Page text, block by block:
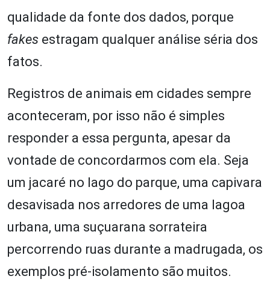
qualidade da fonte dos dados, porque
fakes estragam qualquer análise séria dos
fatos.
Registros de animais em cidades sempre
aconteceram, por isso não é simples
responder a essa pergunta, apesar da
vontade de concordarmos com ela. Seja
um jacaré no lago do parque, uma capivara
desavisada nos arredores de uma lagoa
urbana, uma suçuarana sorrateira
percorrendo ruas durante a madrugada, os
exemplos pré-isolamento são muitos.